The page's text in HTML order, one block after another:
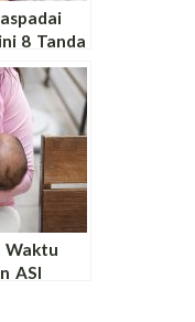
8 Tanda
Waktu
ASI